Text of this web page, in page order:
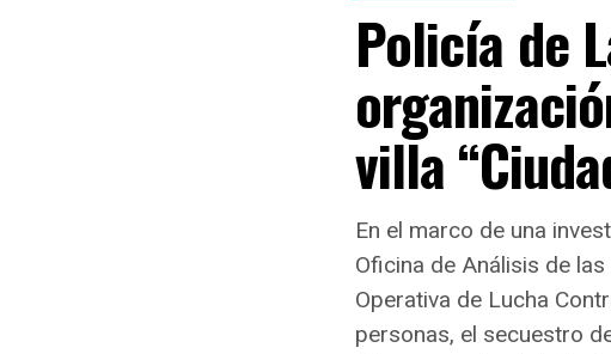
Policía de
villa
En el marco de una
Oficina de Análisis de
Operativa de Lucha
personas, el secuestro